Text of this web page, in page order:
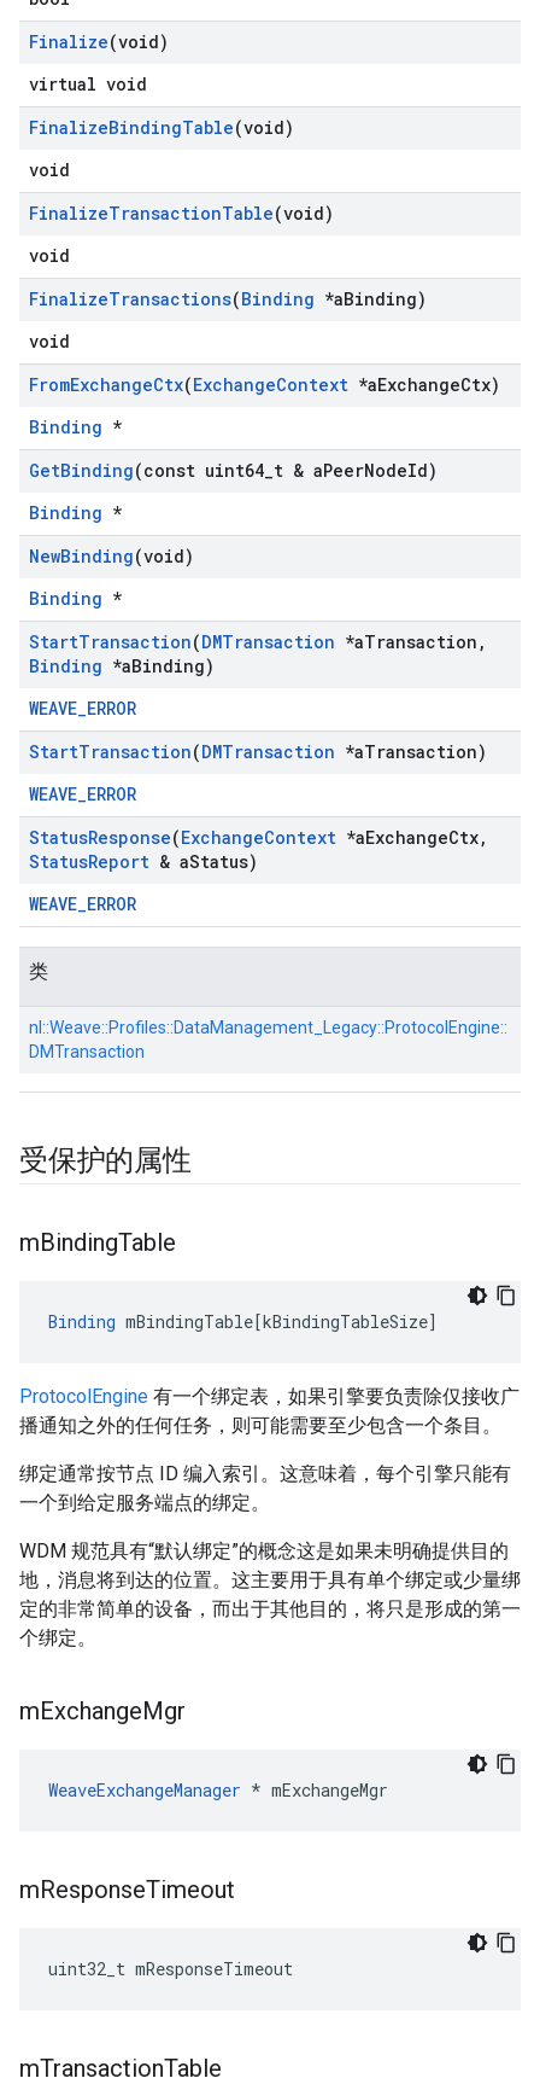
Finalize(void)
virtual void
FinalizeBindingTable(void)
void
FinalizeTransactionTable(void)
void
FinalizeTransactions(Binding *aBinding)
void
FromExchangeCtx(ExchangeContext *aExchangeCtx)
Binding *
GetBinding(const uint64 t & aPeerNodeId)
Binding *
NewBinding(void)
Binding *
StartTransaction(DMTransaction *aTransaction ,
Binding *aBinding)
WEAVE_ERROR
StartTransaction(DMTransaction *aTransaction)
WEAVE_ERROR
StatusResponse(ExchangeContext *aExchangeCtx,
StatusReport & aStatus)
WEAVE_ERROR
类
nl::Weave::Profiles::DataManagement_Legacy::ProtocolEngine::
DMTransaction
受保护的属性
mBindingTable
Binding mBindingTable[kBindingTableSize]
ProtocolEngine 有一个绑定表，如果引擎要负责除仅接收广
播通知之外的任何任务，则可能需要至少包含一个条目。
绑定通常按节点 ID 编入索引。这意味着，每个引擎只能有
一个到给定服务端点的绑定。
WDM 规范具有“默认绑定”的概念这是如果未明确提供目的
地，消息将到达的位置。这主要用于具有单个绑定或少量绑
定的非常简单的设备，而出于其他目的，将只是形成的第一
个绑定。
mExchangeMgr
WeaveExchangeManager * mExchangeMgr
mResponseTimeout
uint32_t mResponseTimeout
mTransactionTable